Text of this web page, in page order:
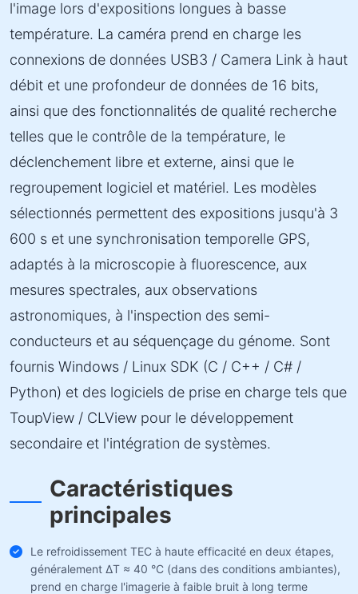
l'image lors d'expositions longues à basse
température. La caméra prend en charge les
connexions de données USB3 / Camera Link à haut
débit et une profondeur de données de 16 bits,
ainsi que des fonctionnalités de qualité recherche
telles que le contrôle de la température, le
déclenchement libre et externe, ainsi que le
regroupement logiciel et matériel. Les modèles
sélectionnés permettent des expositions jusqu'à 3
600 s et une synchronisation temporelle GPS,
adaptés à la microscopie à fluorescence, aux
mesures spectrales, aux observations
astronomiques, à l'inspection des semi-
conducteurs et au séquençage du génome. Sont
fournis Windows / Linux SDK (C / C++ / C# /
Python) et des logiciels de prise en charge tels que
ToupView / CLView pour le développement
secondaire et l'intégration de systèmes.
Caractéristiques
principales
Le refroidissement TEC à haute efficacité en deux étapes,
généralement ΔT ≈ 40 °C (dans des conditions ambiantes),
prend en charge l'imagerie à faible bruit à long terme